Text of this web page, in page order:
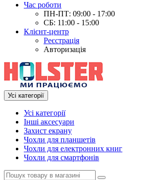
Час роботи
ПН-ПТ: 09:00 - 17:00
СБ: 11:00 - 15:00
Клієнт-центр
Реєстрація
Авторизація
Усі категорії
Усі категорії
Інші аксесуари
Захист екрану
Чохли для планшетів
Чохли для електронних книг
Чохли для смартфонів